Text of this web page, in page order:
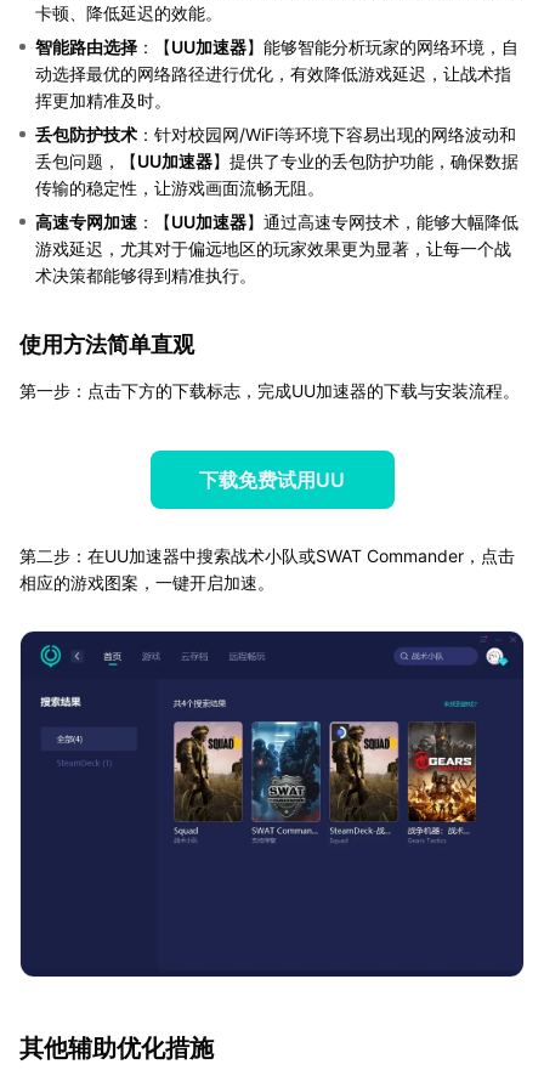
卡顿、降低延迟的效能。
智能路由选择 ：【UU加速器】能够智能分析玩家的网络环境，自
动选择最优的网络路径进行优化，有效降低游戏延迟，让战术指
挥更加精准及时。
丢包防护技术 ：针对校园网/WiFi等环境下容易出现的网络波动和
丢包问题，【UU加速器】提供了专业的丢包防护功能，确保数据
传输的稳定性，让游戏画面流畅无阻。
高速专网加速 ：【UU加速器】通过高速专网技术，能够大幅降低
游戏延迟，尤其对于偏远地区的玩家效果更为显著，让每一个战
术决策都能够得到精准执行。
使用方法简单直观
第一步：点击下方的下载标志，完成UU加速器的下载与安装流程。
下载免费试用UU
第二步：在UU加速器中搜索战术小队或SWAT Commander，点击
相应的游戏图案，一键开启加速。
其他辅助优化措施